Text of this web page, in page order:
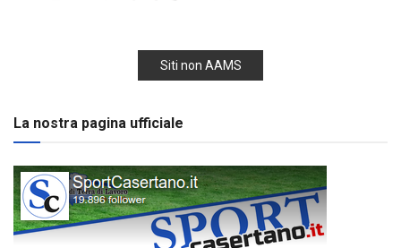
Siti non AAMS
La nostra pagina ufficiale